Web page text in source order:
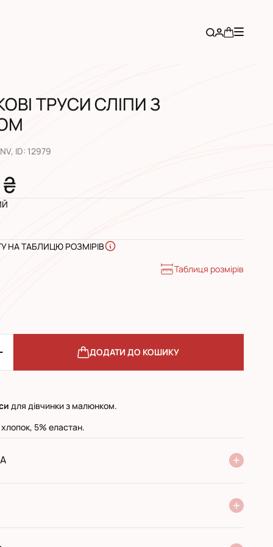
ТРУСИ СЛІПИ З
, ID: 12979
НА ТАБЛИЦЮ РОЗМІРІВ
Таблиця розмірів
ДОДАТИ ДО КОШИКУ
для дівчинки з малюнком.
5% еластан.
переказ